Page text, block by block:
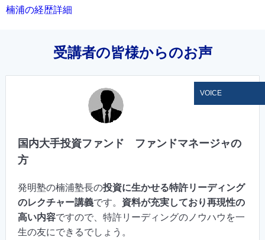
楠浦の経歴詳細
受講者の皆様からのお声
国内大手投資ファンド ファンドマネージャの
方
発明塾の楠浦塾長の投資に生かせる特許リーディング
のレクチャー講義です。 資料が充実しており再現性の
高い内容ですので、特許リーディングのノウハウを一
生の友にできるでしょう。
VOICE